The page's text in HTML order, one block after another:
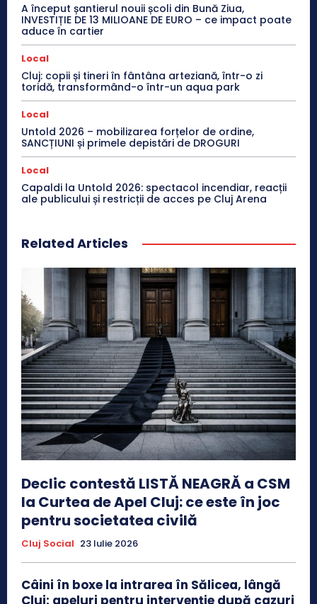
A început șantierul nouii școli din Bună Ziua,
INVESTIȚIE DE 13 MILIOANE DE EURO – ce impact poate
aduce în cartier
Local
Cluj: copii și tineri în fântâna arteziană, într-o zi
toridă, transformând-o într-un aqua park
Local
Untold 2026 – mobilizarea forțelor de ordine,
SANCȚIUNI și primele depistări de DROGURI
Local
Capaldi la Untold 2026: spectacol incendiar, reacții
ale publicului și restricții de acces pe Cluj Arena
Related Articles
Declic contestă LISTĂ NEAGRĂ a CSM
la Curtea de Apel Cluj: ce este în joc
pentru societatea civilă
Cluj Social 23 Iulie 2026
Câini în boxe la intrarea în Sălicea, lângă
Cluj: apeluri pentru intervenție după cazuri